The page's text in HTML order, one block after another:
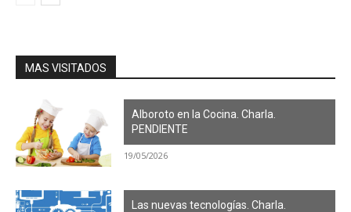
MAS VISITADOS
Alboroto en la Cocina. Charla.
PENDIENTE
19/05/2026
Las nuevas tecnologías. Charla.